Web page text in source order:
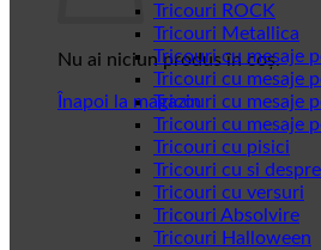
Nu ai niciun produs în coș.
Înapoi la magazin
Tricouri ROCK
Tricouri Metallica
Tricouri cu mesaje
Tricouri cu mesaje
Tricouri cu mesaje
Tricouri cu mesaje
Tricouri cu pisici
Tricouri cu si
Tricouri cu versuri
Tricouri Absolvire
Tricouri Halloween